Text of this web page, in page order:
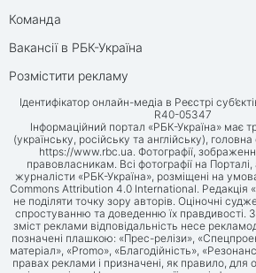
Команда
Вакансії в РБК-Україна
Розмістити рекламу
Ідентифікатор онлайн-медіа в Реєстрі
R40-05347
Інформаційний портал «РБК-Україна» має
(українську, російську та англійську),
https://www.rbc.ua. Фотографії,
правовласникам. Всі фотографії на
журналісти «РБК-Україна», розміщені на
Commons Attribution 4.0 International. Редакція
не поділяти точку зору авторів. Оціночні
спростуванню та доведенню їх правдивості.
зміст реклами відповідальність несе
позначені плашкою: «Прес-релізи»,
матеріал», «Promo», «Благодійність»,
правах реклами і призначені, як правило, для